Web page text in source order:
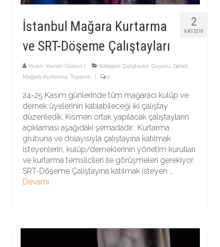
2
KAS 2018
İstanbul Mağara Kurtarma
ve SRT-Döşeme Çalıştayları
Yazarı: Yaman Özakın Kategori: Çalıştaylar, Duyuru, Genel,
Mağara Kurtarma, Toplantı 0
24-25 Kasım günlerinde tüm mağaracı kulüp ve
dernek üyelerinin katılabileceği iki çalıştay
düzenledik. Kısmen ortak yapılacak çalıştayların
açıklaması aşağıdaki şemadadır. Kurtarma
grubuna ve dolayısıyla çalıştayına katılmak
isteyenlerin, kulüp/derneklerinin yönetim kurulları
ve kurtarma temsilcileri ile görüşmeleri gerekiyor.
SRT-Döşeme Çalıştayına katılmak isteyen …
Devamı